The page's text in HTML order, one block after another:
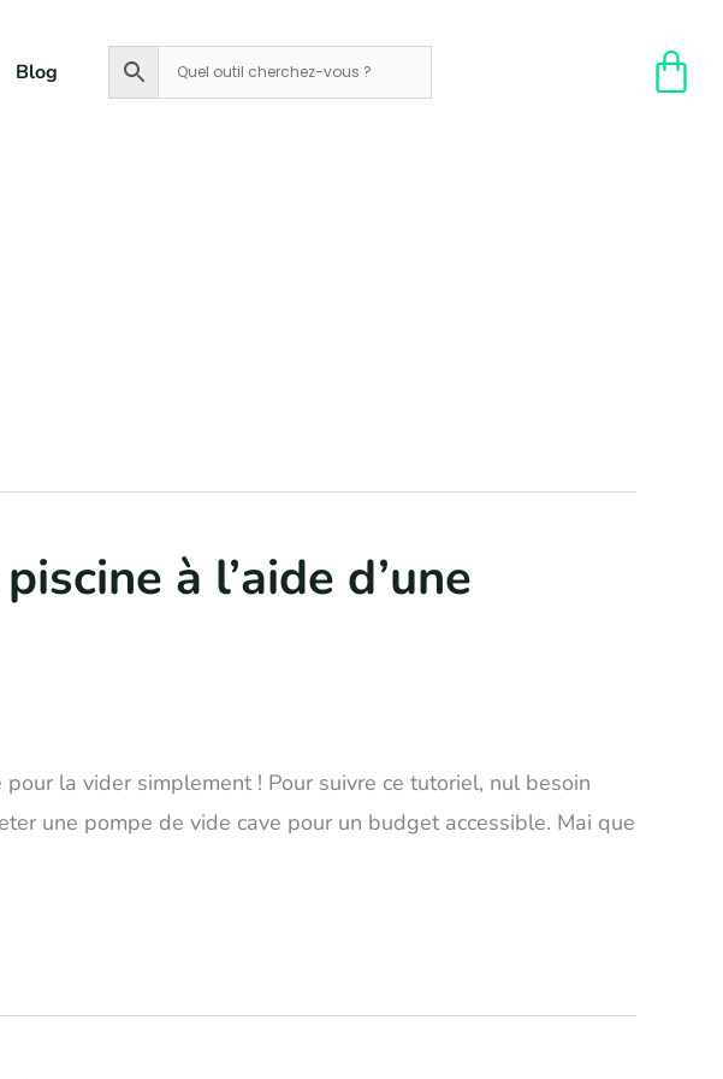
Blog
à l’aide d’une
la vider simplement ! Pour suivre ce tutoriel, nul besoin
une pompe de vide cave pour un budget accessible. Mai que